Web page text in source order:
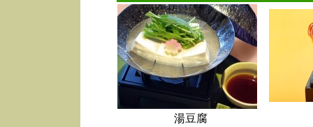
湯豆腐